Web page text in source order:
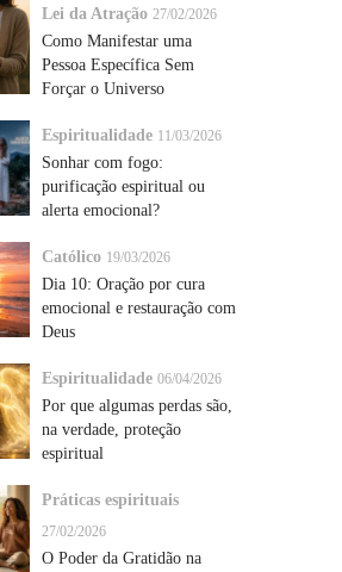
Lei da Atração 27/02/2026
Como Manifestar uma
Pessoa Específica Sem
Forçar o Universo
Espiritualidade 11/03/2026
Sonhar com fogo:
purificação espiritual ou
alerta emocional?
Católico 19/03/2026
Dia 10: Oração por cura
emocional e restauração com
Deus
Espiritualidade 06/04/2026
Por que algumas perdas são,
na verdade, proteção
espiritual
Práticas espirituais
27/02/2026
O Poder da Gratidão na